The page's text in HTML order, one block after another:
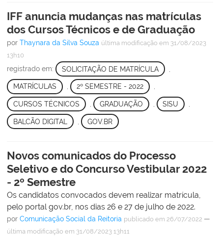
IFF anuncia mudanças nas matrículas
dos Cursos Técnicos e de Graduação
por Thaynara da Silva Souza última modificação em 31/08/2023
13h10
registrado em: SOLICITAÇÃO DE MATRÍCULA
MATRÍCULAS , 2º SEMESTRE - 2022 ,
CURSOS TÉCNICOS GRADUAÇÃO SISU
BALCÃO DIGITAL GOV.BR
Novos comunicados do Processo
Seletivo e do Concurso Vestibular 2022
- 2º Semestre
Os candidatos convocados devem realizar matrícula,
pelo portal gov.br, nos dias 26 e 27 de julho de 2022.
por Comunicação Social da Reitoria publicado em 26/07/2022 —
última modificação em 31/08/2023 13h11